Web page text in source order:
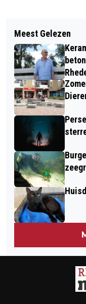
INTERACTIEVE
STUDIO26 IN
VEEL POLITIE
Meest Gelezen